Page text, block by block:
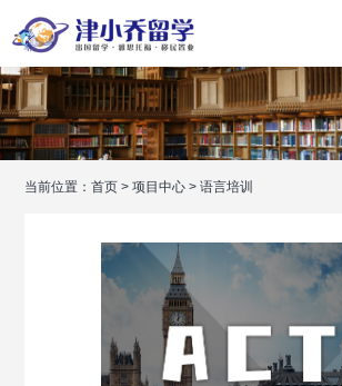
当前位置：首页 >项目中心 >语言培训